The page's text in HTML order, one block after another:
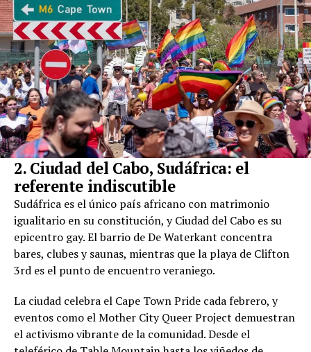
2. Ciudad del Cabo, Sudáfrica: el
referente indiscutible
Sudáfrica es el único país africano con matrimonio
igualitario en su constitución, y Ciudad del Cabo es su
epicentro gay. El barrio de De Waterkant concentra
bares, clubes y saunas, mientras que la playa de Clifton
3rd es el punto de encuentro veraniego.
La ciudad celebra el Cape Town Pride cada febrero, y
eventos como el Mother City Queer Project demuestran
el activismo vibrante de la comunidad. Desde el